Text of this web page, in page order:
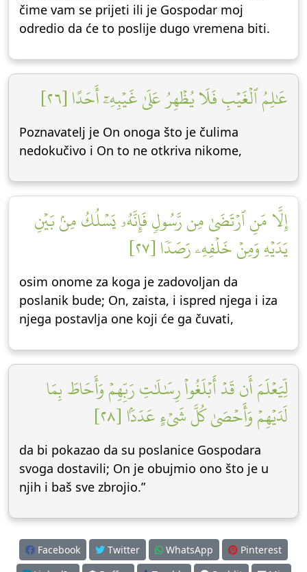
čime vam se prijeti ili je Gospodar moj
odredio da će to poslije dugo vremena biti.
عَٰلِمُ ٱلۡغَيۡبِ فَلَا يُظۡهِرُ عَلَىٰ غَيۡبِهِۦٓ أَحَدًا [٢٦]
Poznavatelj je On onoga što je čulima
nedokučivo i On to ne otkriva nikome,
إِلَّا مَنِ ٱرۡتَضَىٰ مِن رَّسُولٖ فَإِنَّهُۥ يَسۡلُكُ مِنۢ بَيۡنِ
يَدَيۡهِ وَمِنۡ خَلۡفِهِۦ رَصَدٗا [٢٧]
osim onome za koga je zadovoljan da
poslanik bude; On, zaista, i ispred njega i iza
njega postavlja one koji će ga čuvati,
لِّيَعۡلَمَ أَن قَدۡ أَبۡلَغُواْ رِسَٰلَٰتِ رَبِّهِمۡ وَأَحَاطَ بِمَا
لَدَيۡهِمۡ وَأَحۡصَىٰ كُلَّ شَيۡءٍ عَدَدَۢا [٢٨]
da bi pokazao da su poslanice Gospodara
svoga dostavili; On je obujmio ono što je u
njih i baš sve zbrojio.”
Facebook Twitter WhatsApp
Pinterest